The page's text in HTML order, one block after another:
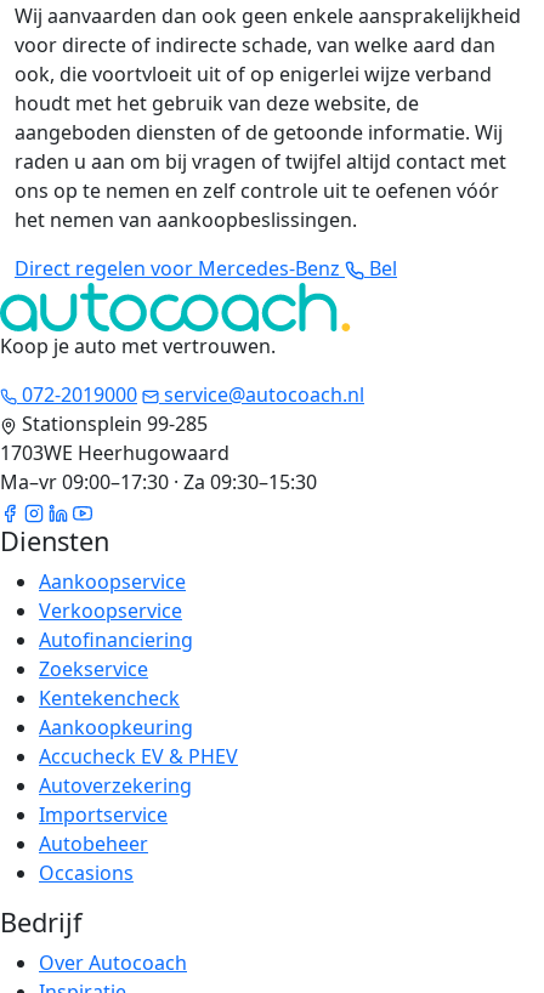
Wij aanvaarden dan ook geen enkele aansprakelijkheid
voor directe of indirecte schade, van welke aard dan
ook, die voortvloeit uit of op enigerlei wijze verband
houdt met het gebruik van deze website, de
aangeboden diensten of de getoonde informatie. Wij
raden u aan om bij vragen of twijfel altijd contact met
ons op te nemen en zelf controle uit te oefenen vóór
het nemen van aankoopbeslissingen.
Direct regelen voor Mercedes-Benz
Bel
Koop je auto met vertrouwen.
072-2019000
service@autocoach.nl
Stationsplein 99-285
1703WE Heerhugowaard
Ma–vr 09:00–17:30 · Za 09:30–15:30
Diensten
Aankoopservice
Verkoopservice
Autofinanciering
Zoekservice
Kentekencheck
Aankoopkeuring
Accucheck EV & PHEV
Autoverzekering
Importservice
Autobeheer
Occasions
Bedrijf
Over Autocoach